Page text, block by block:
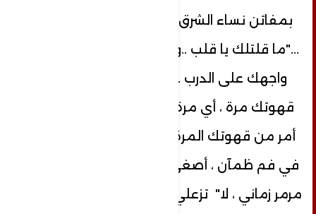
بمفاتن نساء الشرق ، كلمات من الذاكرة
..."ما قلتلك يا قلب ..والعايفك عوفو ...وان
واجهك على الدرب .. حيد ولا تشوفو"؟.
قهوتك مرة ، أي مرة "مرمر زماني مرمر "
أمر من قهوتك المرة ومن مرارة الحنظل
في فم ظمآن ، أصغي لموسيقى البوح ..
مرمر زماني ، لا" تزعلي" هاتي القهوة المرة